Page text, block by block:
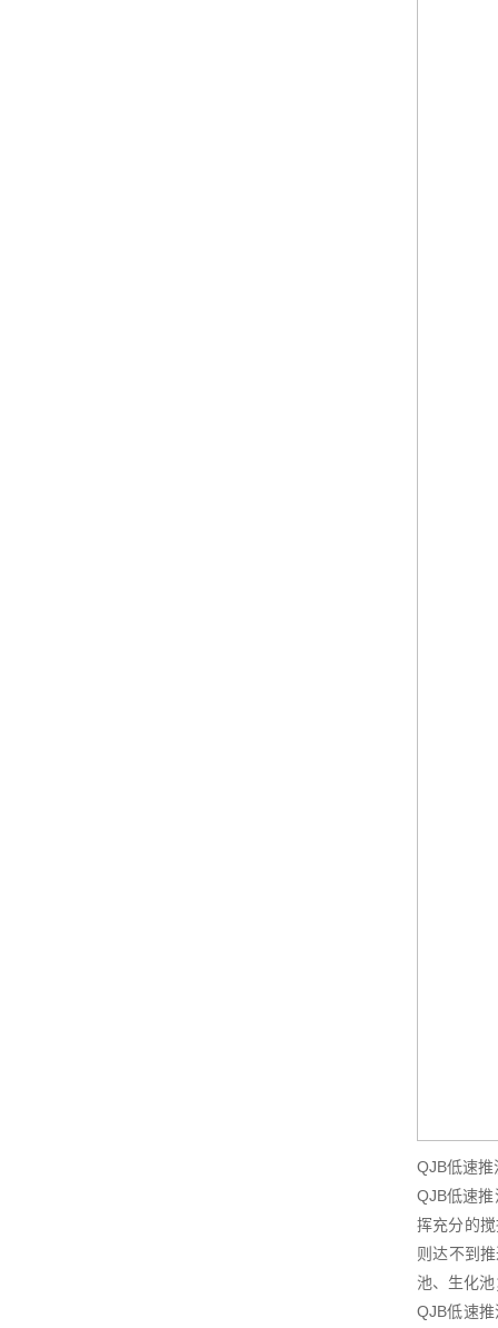
QJB低速
QJB低速
挥充分的
则达不到
池、生化
QJB低速